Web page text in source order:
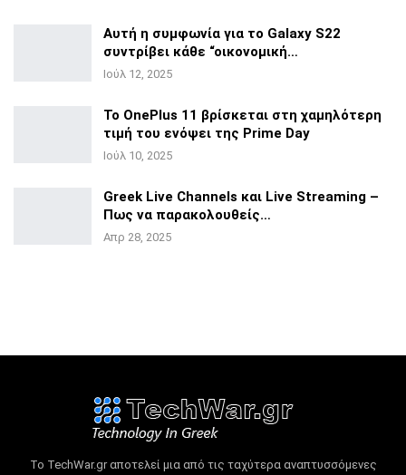
Αυτή η συμφωνία για το Galaxy S22
συντρίβει κάθε “οικονομική…
Ιούλ 12, 2025
Το OnePlus 11 βρίσκεται στη χαμηλότερη
τιμή του ενόψει της Prime Day
Ιούλ 10, 2025
Greek Live Channels και Live Streaming –
Πως να παρακολουθείς…
Απρ 28, 2025
Το TechWar.gr αποτελεί μια από τις ταχύτερα αναπτυσσόμενες